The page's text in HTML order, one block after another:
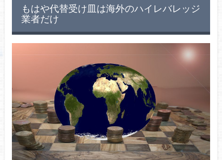
もはや代替受け皿は海外のハイレバレッジ
業者だけ